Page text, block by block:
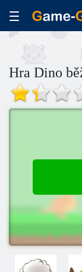
Hra Dino